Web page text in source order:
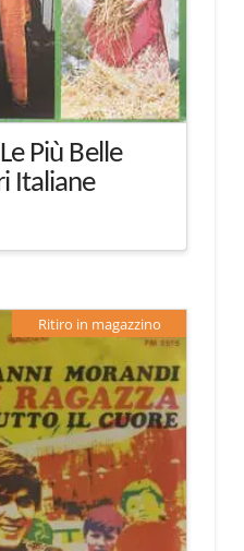
Più Belle
Italiane
Ritiro in magazzino